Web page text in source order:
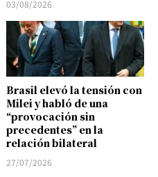
03/08/2026
Brasil elevó la tensión con
Milei y habló de una
“provocación sin
precedentes” en la
relación bilateral
27/07/2026